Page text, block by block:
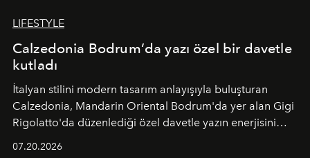
LIFESTYLE
Calzedonia Bodrum’da yazı özel bir davetle
kutladı
İtalyan stilini modern tasarım anlayışıyla buluşturan
Calzedonia, Mandarin Oriental Bodrum'da yer alan Gigi
Rigolatto'da düzenlediği özel davetle yazın enerjisini
07.20.2026